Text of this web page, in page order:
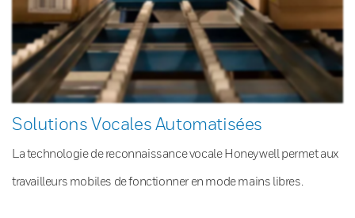
Solutions Vocales Automatisées
La technologie de reconnaissance vocale Honeywell permet aux
travailleurs mobiles de fonctionner en mode mains libres.